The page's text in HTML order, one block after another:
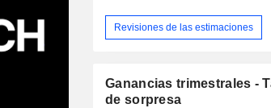
Revisiones de las estimaciones
Ganancias trimestrales -
de sorpresa